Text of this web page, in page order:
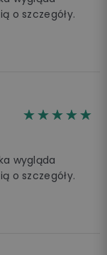
o szczegóły.
☆☆☆☆☆
★★★★★
wygląda
o szczegóły.